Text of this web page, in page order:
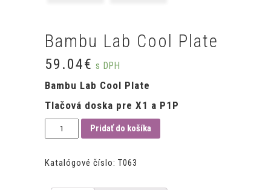
Bambu Lab Cool Plate
59.04€ s DPH
Bambu Lab Cool Plate
Tlačová doska pre X1 a P1P
Pridať do košíka
Katalógové číslo: T063